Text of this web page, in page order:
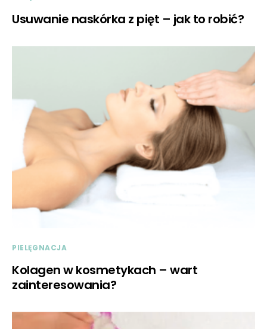
Usuwanie naskórka z pięt – jak to robić?
PIELĘGNACJA
Kolagen w kosmetykach – wart
zainteresowania?